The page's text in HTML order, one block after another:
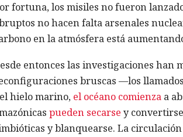
fortuna, los misiles no fueron
no hacen falta arsenales
en la atmósfera está
entonces las investigaciones han
bruscas —los llamados
hielo marino, el océano comienzaa
pueden secarse y
y blanquearse. La